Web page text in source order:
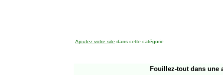
Ajoutez votre site dans cette catégorie
Fouillez-tout dans une